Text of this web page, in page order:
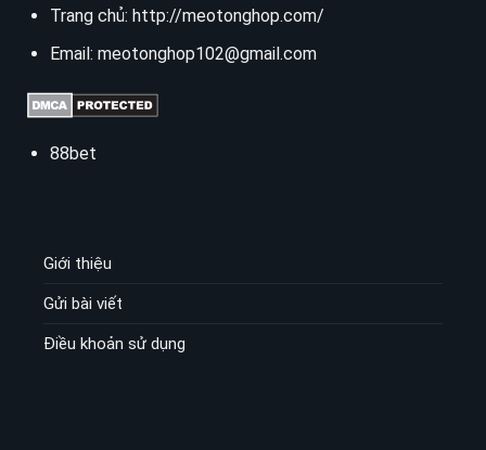
Trang chủ: http://meotonghop.com/
Email: meotonghop102@gmail.com
88bet
Giới thiệu
Gửi bài viết
Điều khoản sử dụng